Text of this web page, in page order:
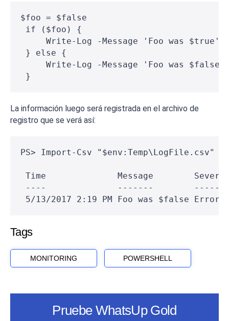
$foo = $false
if ($foo) {
Write-Log -Message 'Foo was $true'
} else {
Write-Log -Message 'Foo was $false'
}
La información luego será registrada en el archivo de
registro que se verá así:
PS> Import-Csv "$env:Temp\LogFile.csv"
Time              Message
----              -------
5/13/2017 2:19 PM Foo was $false Error
Tags
MONITORING POWERSHELL
Pruebe WhatsUp Gold